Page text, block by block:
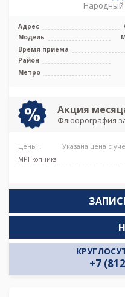
Народный
Адрес
Модель
Время приема
Район
Метро
Акция
Флюорография
Цены ↓ Указана цена с
МРТ копчика
+7